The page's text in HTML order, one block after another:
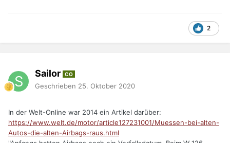
2
Sailor CO
Geschrieben 25. Oktober 2020
In der Welt-Online war 2014 ein Artikel darüber:
https://www.welt.de/motor/article127231001/Muessen-bei-alten-
Autos-die-alten-Airbags-raus.html